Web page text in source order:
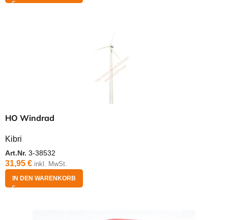
HO Windrad
Kibri
Art.Nr. 3-38532
31,95 € inkl. MwSt.
IN DEN WARENKORB